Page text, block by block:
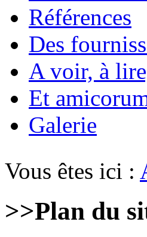
Références
Des
A voir, à
Et
Galerie
Vous êtes ici :
>>Plan du